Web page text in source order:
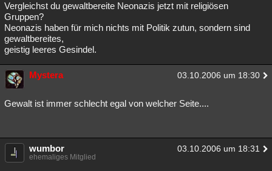
Vergleichst du gewaltbereite Neonazis jetzt mit religiösen
Gruppen?
Neonazis haben für mich nichts mit Politik zutun, sondern sind
gewaltbereites,
geistig leeres Gesindel.
Mystera 03.10.2006 um 18:30
Gewalt ist immer schlecht egal von welcher Seite....
wumbor 03.10.2006 um 18:31
ehemaliges Mitglied